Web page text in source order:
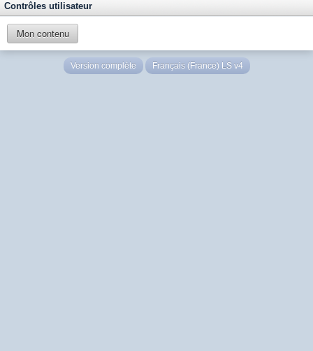
Contrôles utilisateur
Mon contenu
Version complète Français (France) LS v4